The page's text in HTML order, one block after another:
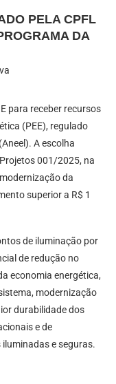
PELA CPFL
DA
para receber recursos
(PEE), regulado
A escolha
001/2025, na
da
superior a R$ 1
de iluminação por
de redução no
economia energética,
modernização
durabilidade dos
e de
e seguras.